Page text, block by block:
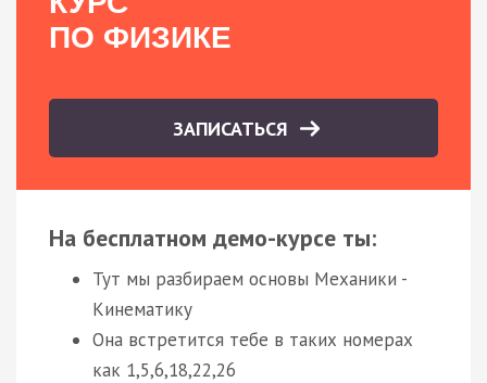
ПО ФИЗИКЕ
ЗАПИСАТЬСЯ
На бесплатном демо-курсе ты:
Тут мы разбираем основы Механики -
Кинематику
Она встретится тебе в таких номерах
как 1,5,6,18,22,26